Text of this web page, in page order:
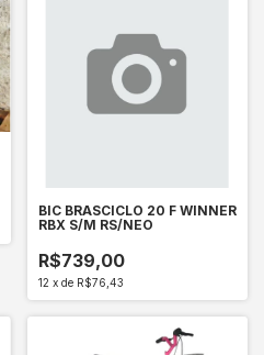
BIC BRASCICLO 20 F WINNER
RBX S/M RS/NEO
R$739,00
12 x de R$76,43